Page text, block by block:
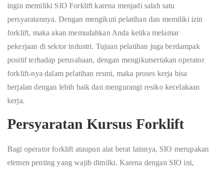
ingin memiliki SIO Forklift karena menjadi salah satu
persyaratannya. Dengan mengikuti pelatihan dan memiliki izin
forklift, maka akan memudahkan Anda ketika melamar
pekerjaan di sektor industri. Tujuan pelatihan juga berdampak
positif terhadap perusahaan, dengan mengikutsertakan operator
forklift-nya dalam pelatihan resmi, maka proses kerja bisa
berjalan dengan lebih baik dan mengurangi resiko kecelakaan
kerja.
Persyaratan Kursus Forklift
Bagi operator forklift ataupun alat berat lainnya, SIO merupakan
elemen penting yang wajib dimilki. Karena dengan SIO ini,